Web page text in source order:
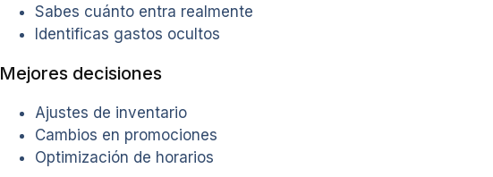
Sabes cuánto entra realmente
Identificas gastos ocultos
Mejores decisiones
Ajustes de inventario
Cambios en promociones
Optimización de horarios